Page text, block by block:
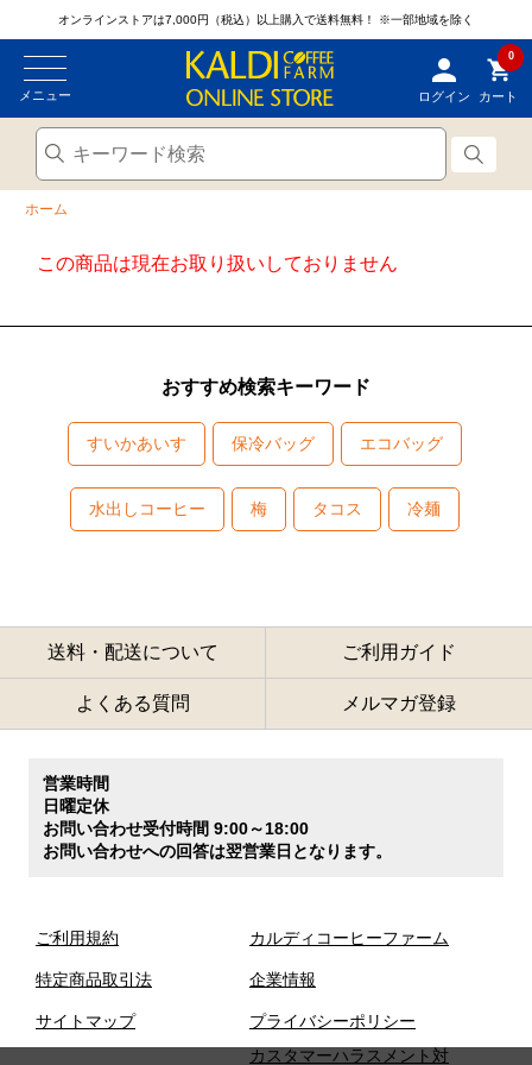
オンラインストアは7,000円（税込）以上購入で送料無料！ ※一部地域を除く
メニュー ログイン
0
カート
ホーム
この商品は現在お取り扱いしておりません
おすすめ検索キーワード
すいかあいす 保冷バッグ エコバッグ
水出しコーヒー 梅 タコス 冷麺
送料・配送について ご利用ガイド
よくある質問 メルマガ登録
営業時間
日曜定休
お問い合わせ受付時間 9:00～18:00
お問い合わせへの回答は翌営業日となります。
ご利用規約
特定商品取引法
サイトマップ
カルディコーヒーファーム
企業情報
プライバシーポリシー
カスタマーハラスメント対